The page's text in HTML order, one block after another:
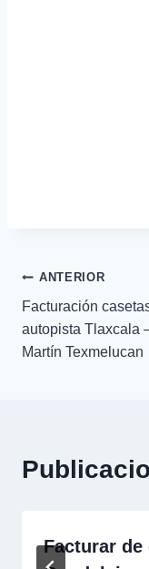
de
entradas
ANTERIOR
Facturación
autopista Tlaxcala
Martín Texmelucan
Facturar de